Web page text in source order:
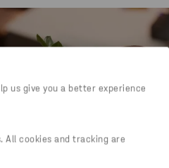
us give you a better experience
All cookies and tracking are